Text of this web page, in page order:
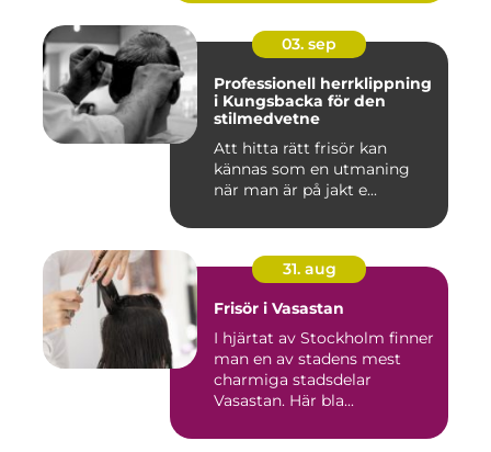
03. sep
Professionell herrklippning
i Kungsbacka för den
stilmedvetne
Att hitta rätt frisör kan
kännas som en utmaning
när man är på jakt e...
31. aug
Frisör i Vasastan
I hjärtat av Stockholm finner
man en av stadens mest
charmiga stadsdelar
Vasastan. Här bla...